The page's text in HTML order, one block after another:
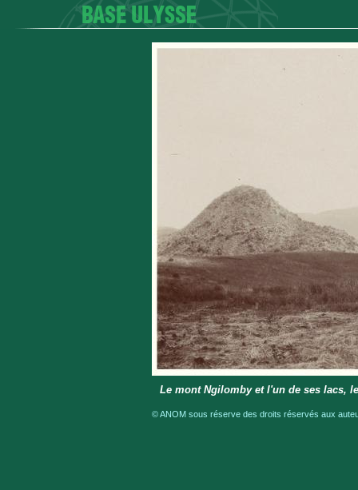
Le mont Ngilomby et l'un de ses lacs,
© ANOM sous réserve des droits réservés aux